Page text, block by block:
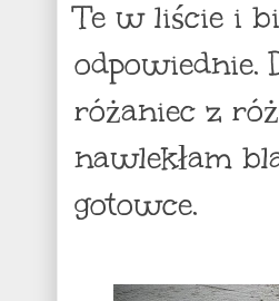
Te w liście i
odpowiednie.
różaniec z
nawlekłam
gotowce.